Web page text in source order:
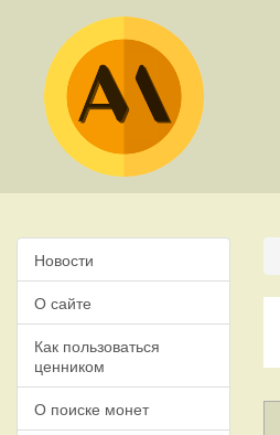
Новости
О сайте
Как пользоваться
ценником
О поиске монет